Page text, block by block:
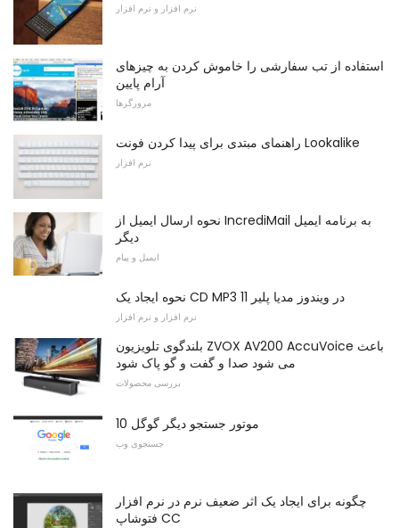
نرم افزار و نرم افزار
استفاده از تب سفارشی را خاموش کردن به چیزهای
آرام پایین
مرورگرها
راهنمای مبتدی برای پیدا کردن فونت Lookalike
نرم افزار
نحوه ارسال ایمیل از IncrediMail به برنامه ایمیل
دیگر
ایمیل و پیام
نحوه ایجاد یک CD MP3 در ویندوز مدیا پلیر 11
نرم افزار و نرم افزار
بلندگوی تلویزیون ZVOX AV200 AccuVoice باعث
می شود صدا و گفت و گو پاک شود
بررسی محصولات
10 موتور جستجو دیگر گوگل
جستجوی وب
چگونه برای ایجاد یک اثر ضعیف نرم در نرم افزار
فتوشاپ CC